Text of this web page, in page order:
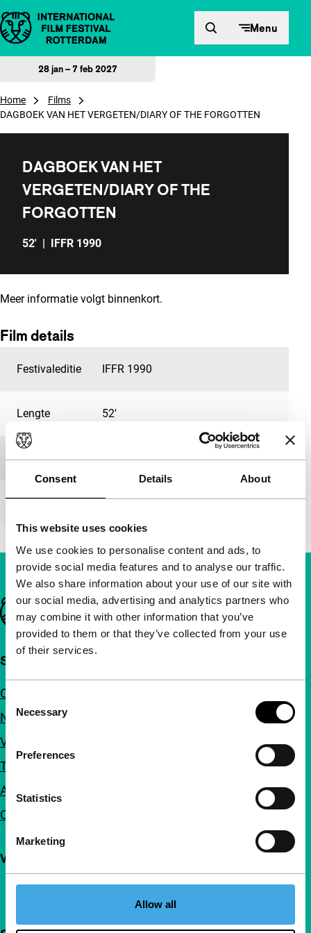
Consent Details About
This website uses cookies
We use cookies to personalise content and ads, to
provide social media features and to analyse our traffic.
We also share information about your use of our site with
our social media, advertising and analytics partners who
may combine it with other information that you’ve
provided to them or that they’ve collected from your use
of their services.
Consent
Selection
Necessary
Preferences
Statistics
Marketing
Allow all
Direct naar inhoud Menu
28 jan – 7 feb 2027
Home
Films
DAGBOEK VAN HET VERGETEN/DIARY OF THE FORGOTTEN
DAGBOEK VAN HET
VERGETEN/DIARY OF THE
FORGOTTEN
52' | IFFR 1990
Meer informatie volgt binnenkort.
Film details
Festivaleditie IFFR 1990
Lengte 52'
Medium/Formaat16mm
Première status -
Belangrijke links
Snel naar
Over ons
Nieuwsbrieven
Veelgestelde vragen
Toegankelijkheid
Adverteren
Contact
Volg IFFR